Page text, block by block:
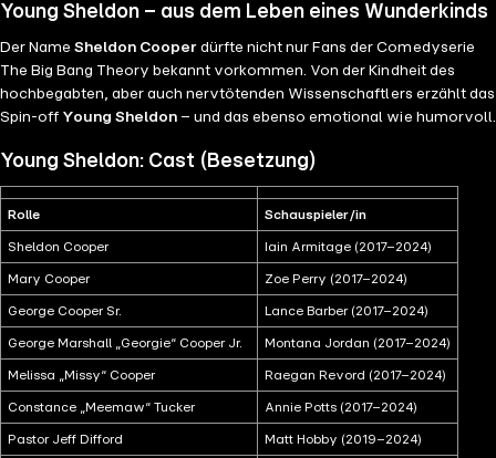
Young Sheldon – aus dem Leben eines Wunderkinds
Der NameSheldon Cooper dürfte nicht nur Fans der Comedyserie
The Big Bang Theory bekannt vorkommen. Von der Kindheit des
hochbegabten, aber auch nervtötenden Wissenschaftlers erzählt das
Spin-off Young Sheldon – und das ebenso emotional wie humorvoll.
Young Sheldon: Cast (Besetzung)
Rolle Schauspieler/in
Sheldon Cooper Iain Armitage (2017–2024)
Mary Cooper Zoe Perry (2017–2024)
George Cooper Sr. Lance Barber (2017–2024)
George Marshall „Georgie“ Cooper Jr. Montana Jordan (2017–2024)
Melissa „Missy“ Cooper Raegan Revord (2017–2024)
Constance „Meemaw“ Tucker Annie Potts (2017–2024)
Pastor Jeff Difford Matt Hobby (2019–2024)